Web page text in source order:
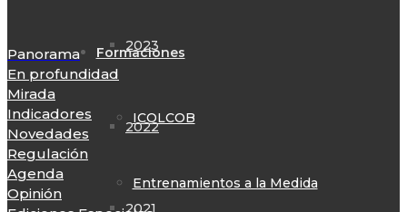
Formaciones
ICOLCOB
Entrenamientos a la Medida
2023
2022
2021
Panorama
En profundidad
Mirada
Indicadores
Novedades
Regulación
Agenda
Opinión